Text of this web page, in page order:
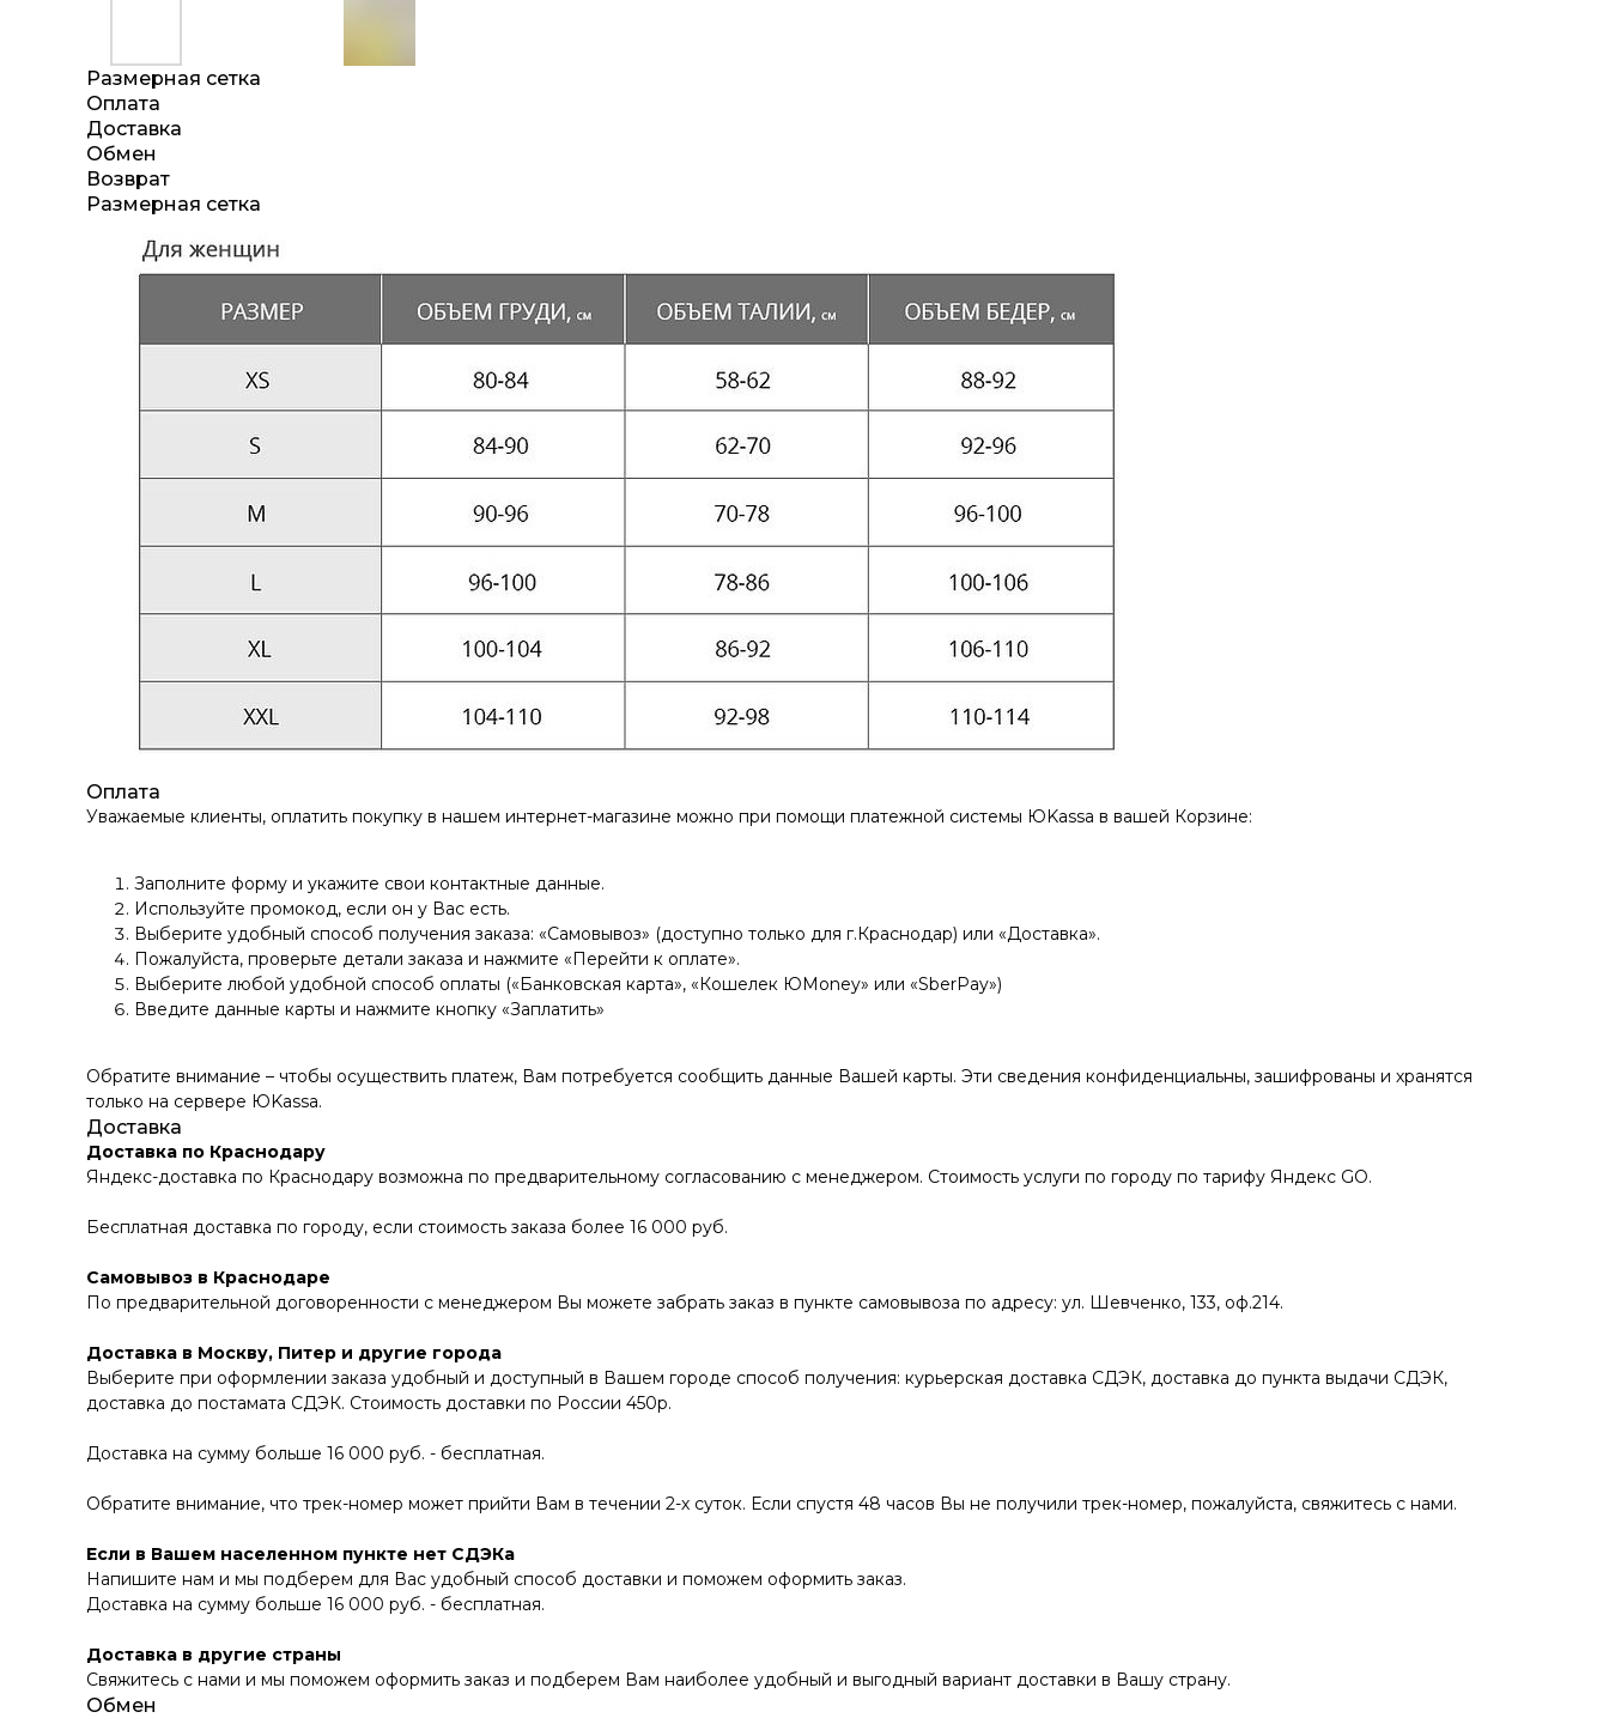
Размерная сетка
Оплата
Доставка
Обмен
Возврат
Размерная сетка
Оплата
Уважаемые клиенты, оплатить покупку в нашем интернет-магазине можно при помощи платежной системы ЮKassа в вашей Корзине:
Заполните форму и укажите свои контактные данные.
Используйте промокод, если он у Вас есть.
Выберите удобный способ получения заказа: «Самовывоз» (доступно только для г.Краснодар) или «Доставка».
Пожалуйста, проверьте детали заказа и нажмите «Перейти к оплате».
Выберите любой удобной способ оплаты («Банковская карта», «Кошелек ЮMoney» или «SberPay»)
Введите данные карты и нажмите кнопку «Заплатить»
Обратите внимание – чтобы осуществить платеж, Вам потребуется сообщить данные Вашей карты. Эти сведения конфиденциальны, зашифрованы и хранятся
только на сервере ЮKassа.
Доставка
Доставка по Краснодару
Яндекс-доставка по Краснодару возможна по предварительному согласованию с менеджером. Стоимость услуги по городу по тарифу Яндекс GO.
Бесплатная доставка по городу, если стоимость заказа более 16 000 руб.
Самовывоз в Краснодаре
По предварительной договоренности с менеджером Вы можете забрать заказ в пункте самовывоза по адресу: ул. Шевченко, 133, оф.214.
Доставка в Москву, Питер и другие города
Выберите при оформлении заказа удобный и доступный в Вашем городе способ получения: курьерская доставка СДЭК, доставка до пункта выдачи СДЭК,
доставка до постамата СДЭК. Стоимость доставки по России 450р.
Доставка на сумму больше 16 000 руб. - бесплатная.
Обратите внимание, что трек-номер может прийти Вам в течении 2-х суток. Если спустя 48 часов Вы не получили трек-номер, пожалуйста, свяжитесь с нами.
Если в Вашем населенном пункте нет СДЭКа
Напишите нам и мы подберем для Вас удобный способ доставки и поможем оформить заказ.
Доставка на сумму больше 16 000 руб. - бесплатная.
Доставка в другие страны
Свяжитесь с нами и мы поможем оформить заказ и подберем Вам наиболее удобный и выгодный вариант доставки в Вашу страну.
Обмен